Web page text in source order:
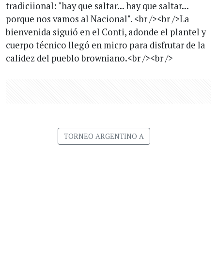
tradiciional: "hay que saltar... hay que saltar...
porque nos vamos al Nacional". <br /><br />La
bienvenida siguió en el Conti, adonde el plantel y
cuerpo técnico llegó en micro para disfrutar de la
calidez del pueblo browniano.<br /><br />
TORNEO ARGENTINO A